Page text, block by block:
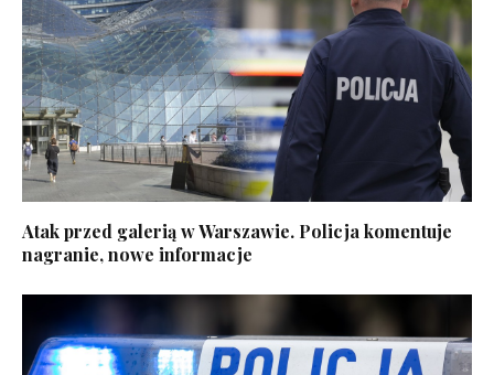
Atak przed galerią w Warszawie. Policja komentuje
nagranie, nowe informacje